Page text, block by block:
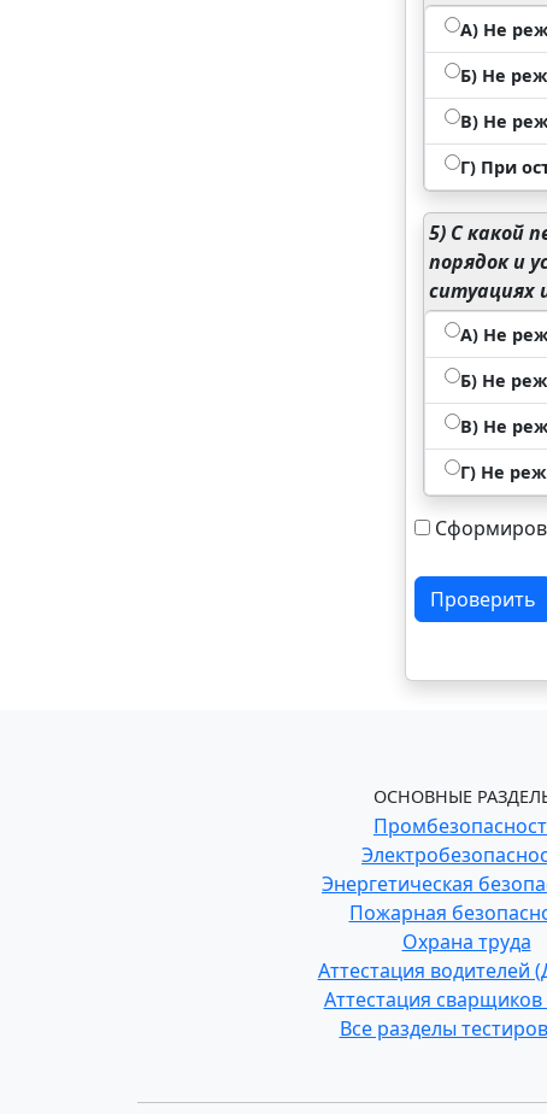
А) Не
Б) Не
В) Не
Г) При
5) С какой
порядок и
ситуациях
А) Не
Б) Не
В) Не
Г) Не
Проверить
ОСНОВНЫЕ
Энергетическая
Пожарная
Охрана труда
Аттестация водителей
Аттестация
Все разделы